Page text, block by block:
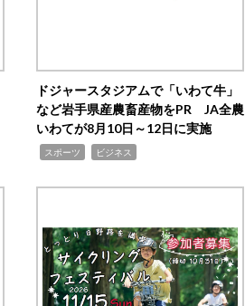
ドジャースタジアムで「いわて牛」
など岩手県産農畜産物をPR JA全農
いわてが8月10日～12日に実施
スポーツ ビジネス